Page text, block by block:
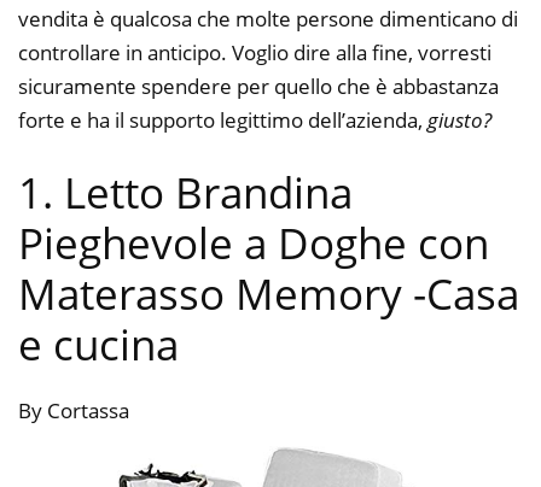
vendita è qualcosa che molte persone dimenticano di
controllare in anticipo. Voglio dire alla fine, vorresti
sicuramente spendere per quello che è abbastanza
forte e ha il supporto legittimo dell’azienda, giusto?
1. Letto Brandina
Pieghevole a Doghe con
Materasso Memory -Casa
e cucina
By Cortassa